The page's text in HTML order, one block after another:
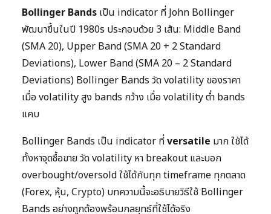
Bollinger Bands เป็น indicator ที่ John Bollinger
พัฒนาขึ้นในปี 1980s ประกอบด้วย 3 เส้น: Middle Band
(SMA 20), Upper Band (SMA 20 + 2 Standard
Deviations), Lower Band (SMA 20 – 2 Standard
Deviations) Bollinger Bands วัด volatility ของราคา
เมื่อ volatility สูง bands กว้าง เมื่อ volatility ต่ำ bands
แคบ
Bollinger Bands เป็น indicator ที่versatile มาก ใช้ได้
ทั้งหาจุดซื้อขาย วัด volatility หา breakout และบอก
overbought/oversold ใช้ได้กับทุก timeframe ทุกตลาด
(Forex, หุ้น, Crypto) บทความนี้จะอธิบายวิธีใช้ Bollinger
Bands อย่างถูกต้องพร้อมกลยุทธ์ที่ใช้ได้จริง